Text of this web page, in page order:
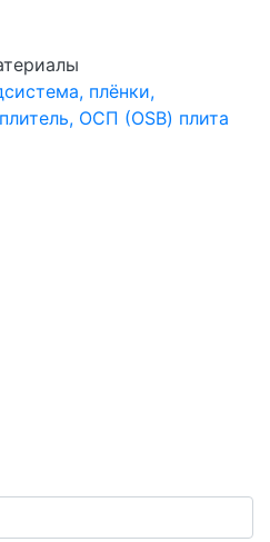
плёнки,
ОСП (OSB) плита